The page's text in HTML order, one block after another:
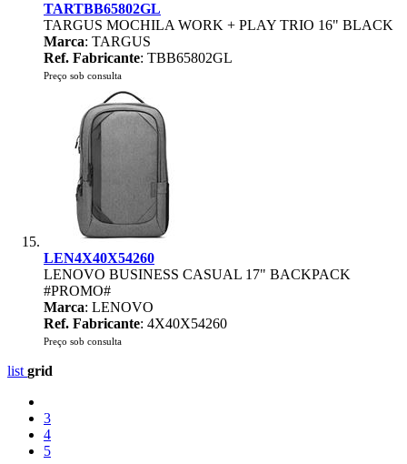
TARTBB65802GL
TARGUS MOCHILA WORK + PLAY TRIO 16" BLACK
Marca: TARGUS
Ref. Fabricante: TBB65802GL
Preço sob consulta
LEN4X40X54260
LENOVO BUSINESS CASUAL 17" BACKPACK
#PROMO#
Marca: LENOVO
Ref. Fabricante: 4X40X54260
Preço sob consulta
list grid
3
4
5